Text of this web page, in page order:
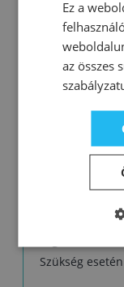
- jó időjárás-
- stabil fény
Kiadósság:
1 liter 8–10
tényleges
a
Összetétel:
akril
Szükség
Ez a
az összes